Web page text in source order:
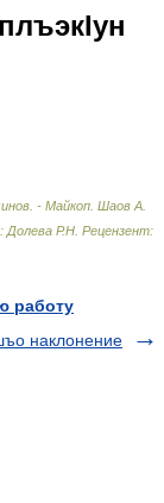
- Майкоп Шаов А.
Долева Р.Н. Рецензент:
работу
наклонение